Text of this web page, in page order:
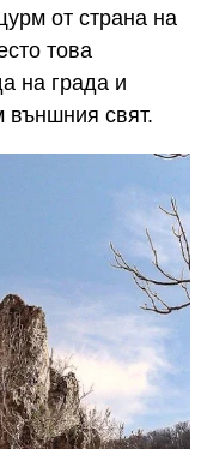
от страна на
това
на града и
външния свят.